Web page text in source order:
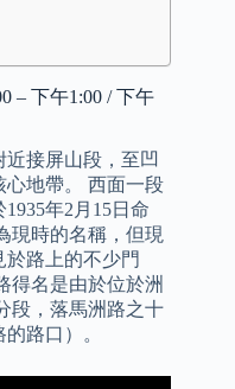
– 下午1:00 / 下午
接屏山段，至凹
地帶。 西面一段
年2月15日命
現時的名稱，但現
路上的不少門
得名是由於位於洲
段，落馬洲路之十
路口）。